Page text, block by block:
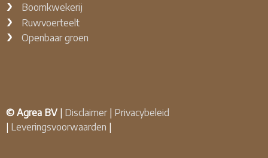
Boomkwekerij
Ruwvoerteelt
Openbaar groen
© Agrea BV Disclaimer| Privacybeleid
Leveringsvoorwaarden